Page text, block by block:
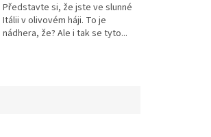
Představte si, že jste ve slunné
Itálii v olivovém háji. To je
nádhera, že? Ale i tak se tyto...